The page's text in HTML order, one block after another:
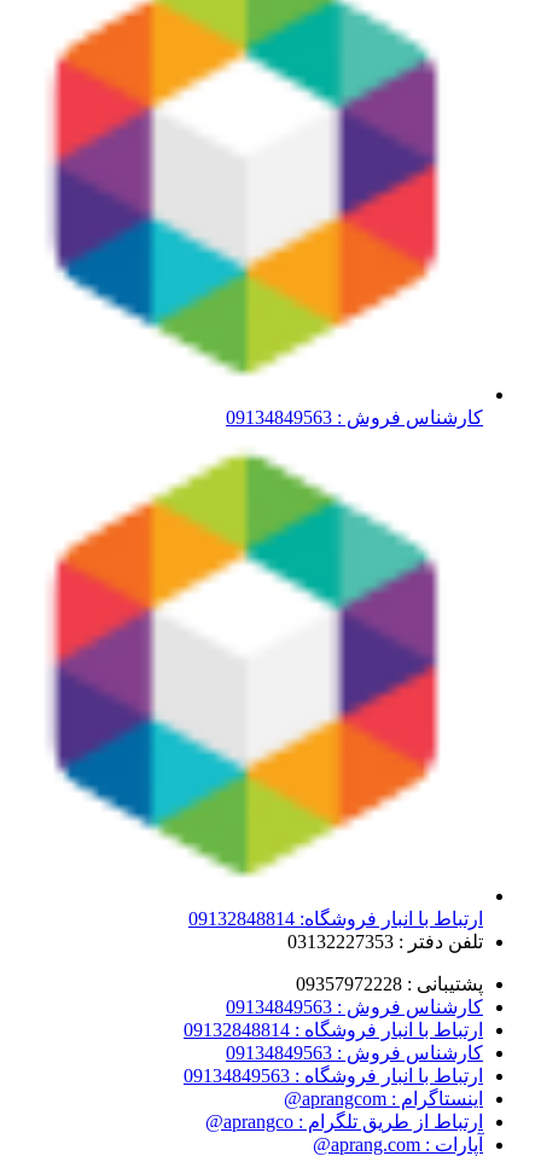
کارشناس فروش : 09134849563
ارتباط با انبار فروشگاه: 09132848814
تلفن دفتر : 03132227353
پشتیبانی : 09357972228
کارشناس فروش : 09134849563
ارتباط با انبار فروشگاه : 09132848814
کارشناس فروش : 09134849563
ارتباط با انبار فروشگاه : 09134849563
اینستاگرام : aprangcom@
ارتباط از طریق تلگرام : aprangco@
آپارات : aprang.com@